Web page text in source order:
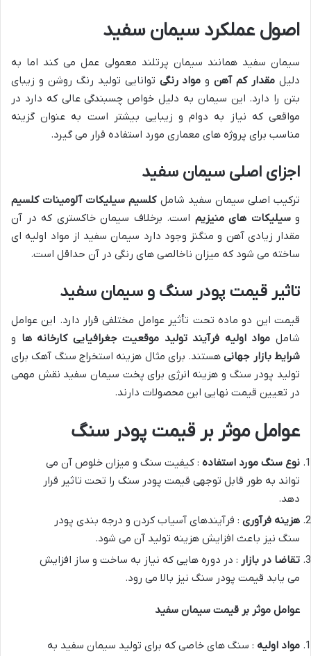
اصول عملکرد سیمان سفید
سیمان سفید همانند سیمان پرتلند معمولی عمل می کند اما به
دلیل مقدار کم آهنو مواد رنگی توانایی تولید رنگ روشن و زیبای
بتن را دارد. این سیمان به دلیل خواص چسبندگی عالی که دارد در
مواقعی که نیاز به دوام و زیبایی بیشتر است به عنوان گزینه
مناسب برای پروژه های معماری مورد استفاده قرار می گیرد.
اجزای اصلی سیمان سفید
ترکیب اصلی سیمان سفید شاملکلسیم سیلیکات آلومینات کلسیم
وسیلیکات های منیزیم است. برخلاف سیمان خاکستری که در آن
مقدار زیادی آهن و منگنز وجود دارد سیمان سفید از مواد اولیه ای
ساخته می شود که میزان ناخالصی های رنگی در آن حداقل است.
تاثیر قیمت پودر سنگ و سیمان سفید
قیمت این دو ماده تحت تأثیر عوامل مختلفی قرار دارد. این عوامل
شامل مواد اولیه فرآیند تولید موقعیت جغرافیایی کارخانه ها و
شرایط بازار جهانیهستند. برای مثال هزینه استخراج سنگ آهک برای
تولید پودر سنگ و هزینه انرژی برای پخت سیمان سفید نقش مهمی
در تعیین قیمت نهایی این محصولات دارند.
عوامل موثر بر قیمت پودر سنگ
نوع سنگ مورد استفاده : کیفیت سنگ و میزان خلوص آن می
تواند به طور قابل توجهی قیمت پودر سنگ را تحت تاثیر قرار
دهد.
هزینه فرآوری : فرآیندهای آسیاب کردن و درجه بندی پودر
سنگ نیز باعث افزایش هزینه تولید آن می شود.
تقاضا در بازار : در دوره هایی که نیاز به ساخت و ساز افزایش
می یابد قیمت پودر سنگ نیز بالا می رود.
عوامل موثر بر قیمت سیمان سفید
مواد اولیه : سنگ های خاصی که برای تولید سیمان سفید به